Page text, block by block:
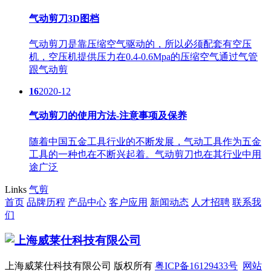
气动剪刀3D图档
气动剪刀是靠压缩空气驱动的，所以必须配套有空压
机，空压机提供压力在0.4-0.6Mpa的压缩空气通过气管
跟气动剪
162020-12
气动剪刀的使用方法-注意事项及保养
随着中国五金工具行业的不断发展，气动工具作为五金
工具的一种也在不断兴起着。气动剪刀也在其行业中用
途广泛
Links 气剪
首页 品牌历程 产品中心 客户应用 新闻动态 人才招聘 联系我
们
上海威莱仕科技有限公司 版权所有 粤ICP备16129433号 网站